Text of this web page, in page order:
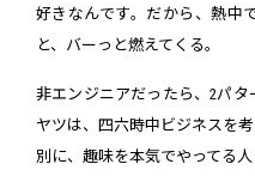
好きなんです。だから、熱中
と、バーっと燃えてくる。
非エンジニアだったら、2パ
ヤツは、四六時中ビジネスを
別に、趣味を本気でやってる